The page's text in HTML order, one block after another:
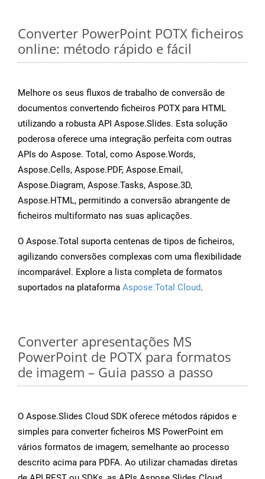
Converter PowerPoint POTX ficheiros
online: método rápido e fácil
Melhore os seus fluxos de trabalho de conversão de
documentos convertendo ficheiros POTX para HTML
utilizando a robusta API Aspose.Slides. Esta solução
poderosa oferece uma integração perfeita com outras
APIs do Aspose. Total, como Aspose.Words,
Aspose.Cells, Aspose.PDF, Aspose.Email,
Aspose.Diagram, Aspose.Tasks, Aspose.3D,
Aspose.HTML, permitindo a conversão abrangente de
ficheiros multiformato nas suas aplicações.
O Aspose.Total suporta centenas de tipos de ficheiros,
agilizando conversões complexas com uma flexibilidade
incomparável. Explore a lista completa de formatos
suportados na plataforma Aspose.Total Cloud.
Converter apresentações MS
PowerPoint de POTX para formatos
de imagem – Guia passo a passo
O Aspose.Slides Cloud SDK oferece métodos rápidos e
simples para converter ficheiros MS PowerPoint em
vários formatos de imagem, semelhante ao processo
descrito acima para PDFA. Ao utilizar chamadas diretas